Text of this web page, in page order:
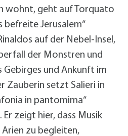
wohnt, geht auf Torquato
befreite Jerusalem“
auf der Nebel-Insel,
der Monstren und
Gebirges und Ankunft im
Zauberin setzt Salieri in
in pantomima“
zeigt hier, dass Musik
zu begleiten,